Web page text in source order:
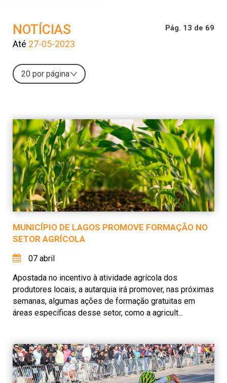
NOTÍCIAS
Até 27-05-2023
Pág. 13 de 69
MUNICÍPIO DE LAGOS PROMOVE FORMAÇÃO NO
SETOR AGRÍCOLA
07 abril
Apostada no incentivo à atividade agrícola dos
produtores locais, a autarquia irá promover, nas próximas
semanas, algumas ações de formação gratuitas em
áreas específicas desse setor, como a agricult...